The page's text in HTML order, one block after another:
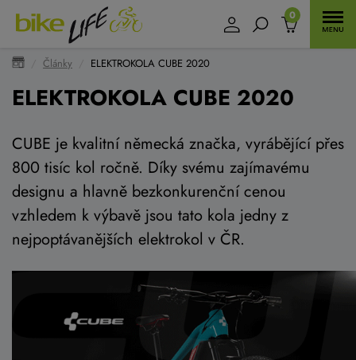
0
Články ELEKTROKOLA CUBE 2020
ELEKTROKOLA CUBE 2020
CUBE je kvalitní německá značka, vyrábějící přes
800 tisíc kol ročně. Díky svému zajímavému
designu a hlavně bezkonkurenční cenou
vzhledem k výbavě jsou tato kola jedny z
nejpoptávanějších elektrokol v ČR.